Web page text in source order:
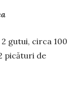
gutui, circa 100
picături de